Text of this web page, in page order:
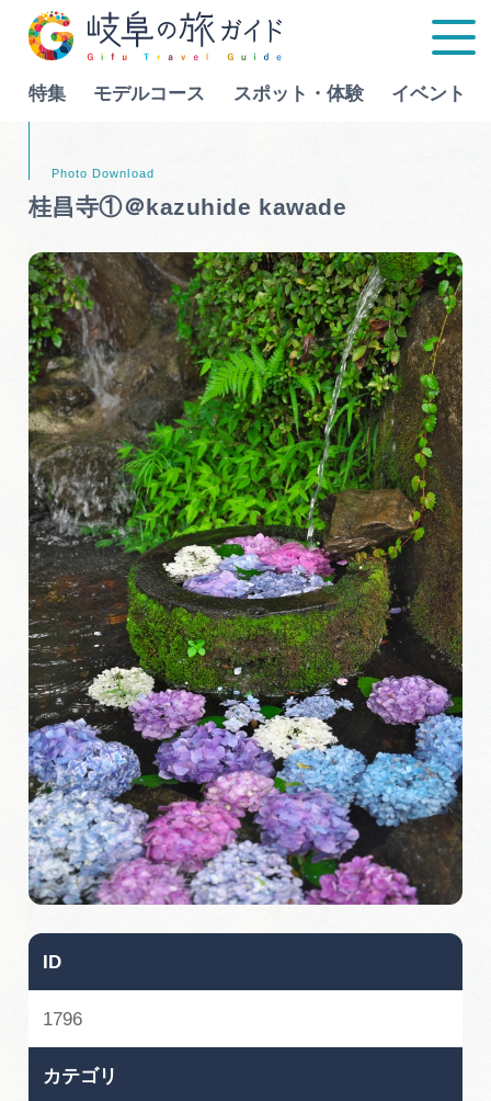
特集 モデルコース スポット・体験 イベント
特集
モデルコース
スポット・体験
イベント
グルメ
旅の予約
アクセス
インフォメーション
ぎふ旅レポーター記事
早わかり岐阜
買い物・お土産
体験予約サイト「ＶＩＳＩＴ岐阜県」
岐阜県アウトドア観光キャンペーン
岐阜県まるごと観光エリアガイド
岐阜県観光データベース
Language
行きたいリストを見る
桂昌寺①＠kazuhide kawade
ID
1796
カテゴリ